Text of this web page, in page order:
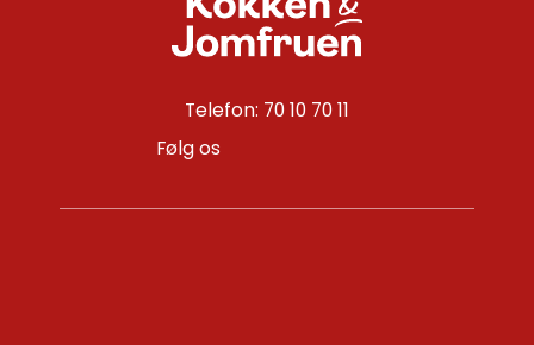
Telefon: 70 10 70 11
Følg os